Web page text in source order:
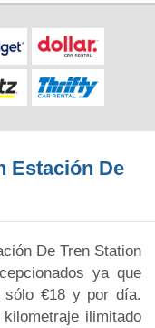
Estación De
De Tren Station
ya que
sólo €18 y por día.
ilimitado